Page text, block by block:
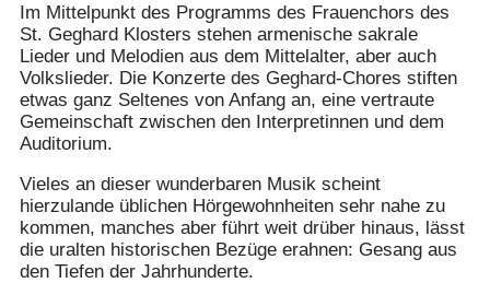
Im Mittelpunkt des Programms des Frauenchors des
St. Geghard Klosters stehen armenische sakrale
Lieder und Melodien aus dem Mittelalter, aber auch
Volkslieder. Die Konzerte des Geghard-Chores stiften
etwas ganz Seltenes von Anfang an, eine vertraute
Gemeinschaft zwischen den Interpretinnen und dem
Auditorium.
Vieles an dieser wunderbaren Musik scheint
hierzulande üblichen Hörgewohnheiten sehr nahe zu
kommen, manches aber führt weit drüber hinaus, lässt
die uralten historischen Bezüge erahnen: Gesang aus
den Tiefen der Jahrhunderte.